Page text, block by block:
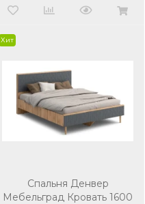
Хит
Спальня Денвер
Мебельград Кровать 1600